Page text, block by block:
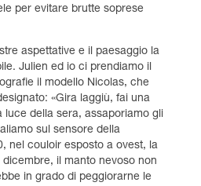
per evitare brutte soprese
aspettative e il paesaggio la
Julien ed io ci prendiamo il
il modello Nicolas, che
«Gira laggiù, fai una
luce della sera, assaporiamo gli
sul sensore della
nel couloir esposto a ovest, la
il manto nevoso non
in grado di peggiorarne le